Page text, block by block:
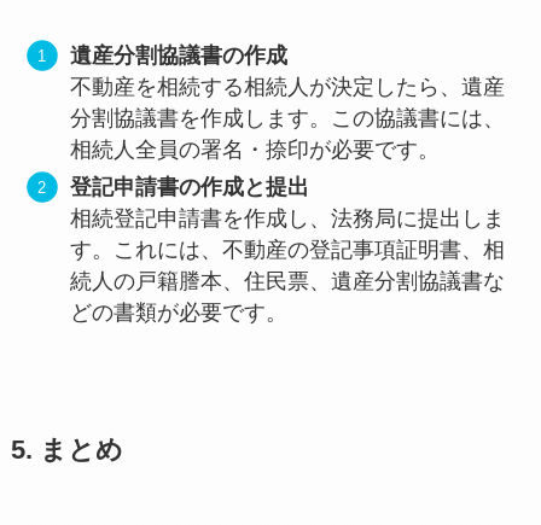
遺産分割協議書の作成
不動産を相続する相続人が決定したら、遺産
分割協議書を作成します。この協議書には、
相続人全員の署名・捺印が必要です。
登記申請書の作成と提出
相続登記申請書を作成し、法務局に提出しま
す。これには、不動産の登記事項証明書、相
続人の戸籍謄本、住民票、遺産分割協議書な
どの書類が必要です。
5. まとめ